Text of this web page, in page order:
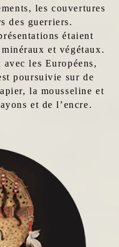
les couvertures
des guerriers.
étaient
et végétaux.
les Européens,
poursuivie sur de
la mousseline et
et de l’encre.